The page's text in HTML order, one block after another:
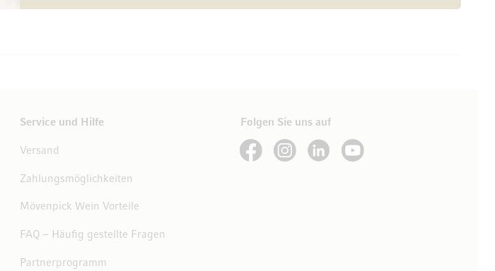
Service und Hilfe
Versand
Zahlungsmöglichkeiten
Mövenpick Wein Vorteile
FAQ – Häufig gestellte Fragen
Partnerprogramm
Folgen Sie uns auf
See our FacebookSee our Instagram account
See our LinkedInSee our YouTube channel